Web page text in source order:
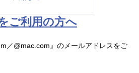
ご利用の方へ
／@mac.com』のメールアドレスをご